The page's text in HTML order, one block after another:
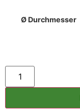
Ø Durchmesser